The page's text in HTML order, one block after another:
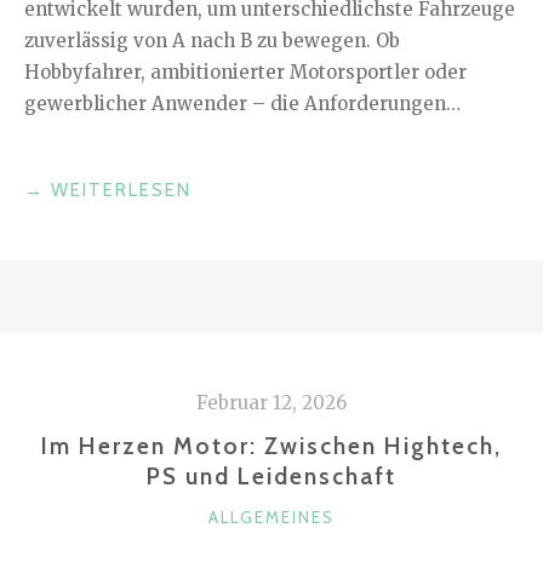
entwickelt wurden, um unterschiedlichste Fahrzeuge
zuverlässig von A nach B zu bewegen. Ob
Hobbyfahrer, ambitionierter Motorsportler oder
gewerblicher Anwender – die Anforderungen…
„MOTORRAD-
TRANSPORTLÖSUNGEN
FÜR
→ WEITERLESEN
Februar 12, 2026
Im Herzen Motor: Zwischen Hightech,
PS und Leidenschaft
KATEGORIEN
ALLGEMEINES